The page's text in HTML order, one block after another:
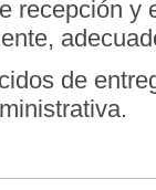
recepción y
de